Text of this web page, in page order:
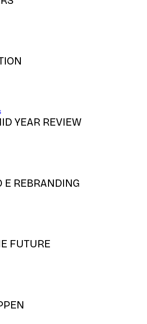
YEAR REVIEW
E REBRANDING
FUTURE